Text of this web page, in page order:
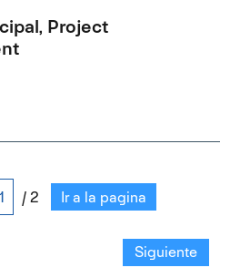
Project
/ 2 Ir a la pagina
Siguiente